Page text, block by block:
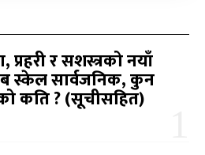
प्रहरी र सशस्त्रको नयाँ
स्केल सार्वजनिक, कुन
कति ? (सूचीसहित)